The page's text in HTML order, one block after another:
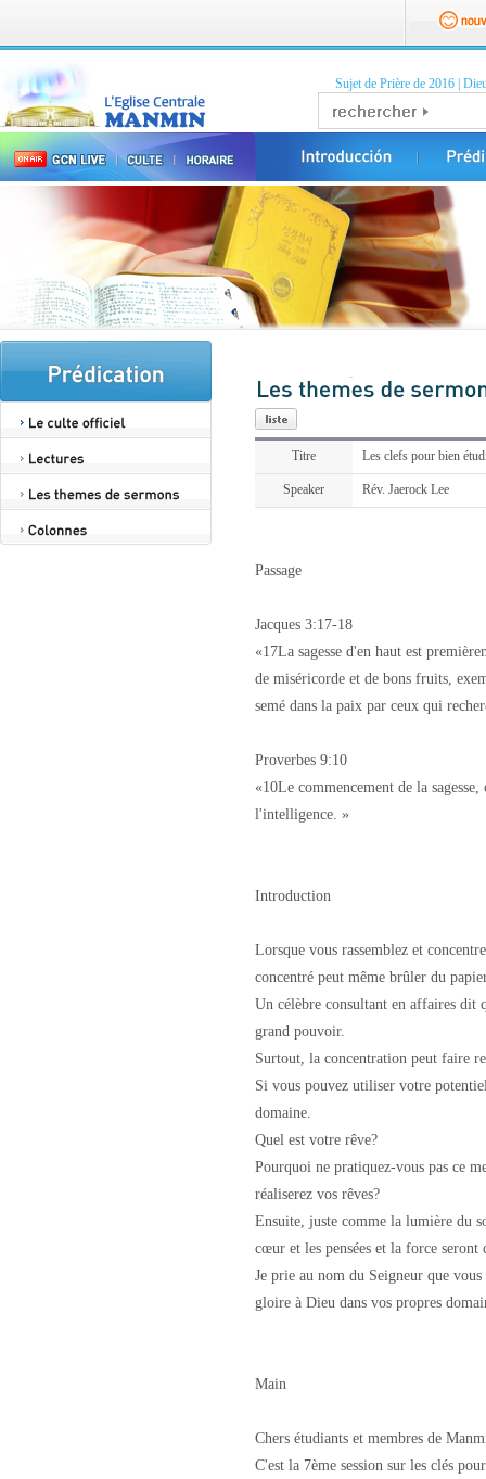
Sujet de Prière de 2016
Titre Les clefs pour bien
Speaker Rév. Jaerock Lee
Passage
Jacques 3:17-18
«17La sagesse d'en haut est
de miséricorde et de bons fruits,
semé dans la paix par ceux qui
Proverbes 9:10
«10Le commencement de la
l'intelligence. »
Introduction
Lorsque vous rassemblez et
concentré peut même brûler du
Un célèbre consultant en affaires dit
grand pouvoir.
Surtout, la concentration peut faire
Si vous pouvez utiliser votre
domaine.
Quel est votre rêve?
Pourquoi ne pratiquez-vous pas ce
réaliserez vos rêves?
Ensuite, juste comme la lumière du
cœur et les pensées et la force seront
Je prie au nom du Seigneur que
gloire à Dieu dans vos propres
Main
Chers étudiants et membres de
C'est la 7ème session sur les clés